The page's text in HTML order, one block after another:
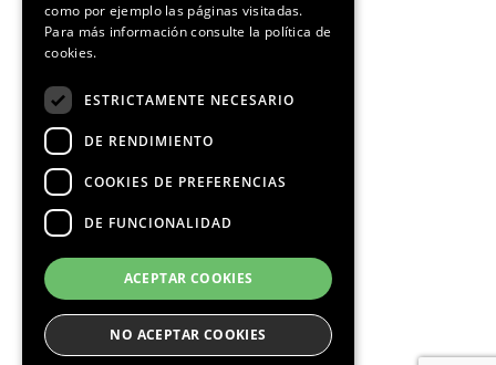
Media Partners
como por ejemplo las páginas visitadas.
Para más información consulte la política de
cookies.
ESTRICTAMENTE NECESARIO
DE RENDIMIENTO
COOKIES DE PREFERENCIAS
DE FUNCIONALIDAD
ACEPTAR COOKIES
NO ACEPTAR COOKIES